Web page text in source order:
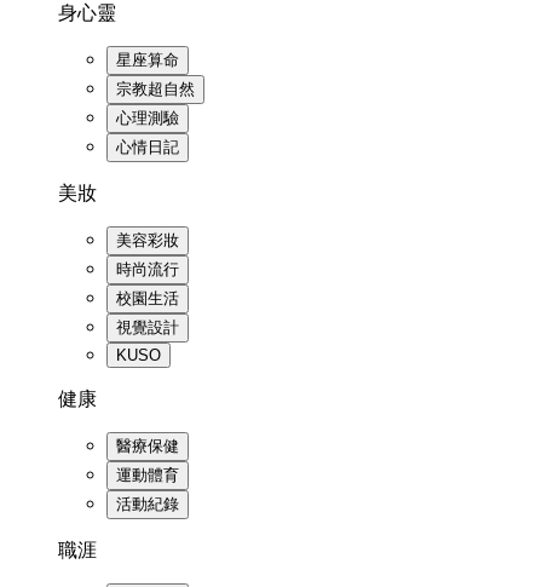
身心靈
星座算命
宗教超自然
心理測驗
心情日記
美妝
美容彩妝
時尚流行
校園生活
視覺設計
KUSO
健康
醫療保健
運動體育
活動紀錄
職涯